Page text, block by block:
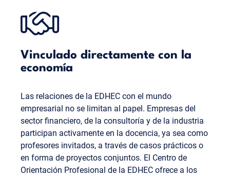
Vinculado directamente con la
economía
Las relaciones de la EDHEC con el mundo
empresarial no se limitan al papel. Empresas del
sector financiero, de la consultoría y de la industria
participan activamente en la docencia, ya sea como
profesores invitados, a través de casos prácticos o
en forma de proyectos conjuntos. El Centro de
Orientación Profesional de la EDHEC ofrece a los